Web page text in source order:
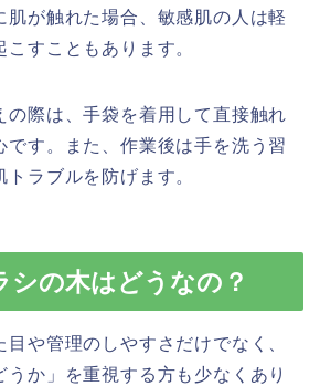
肌が触れた場合、敏感肌の人は軽
すこともあります。
の際は、手袋を着用して直接触れ
です。また、作業後は手を洗う習
ラブルを防げます。
シの木はどうなの？
や管理のしやすさだけでなく、
うか」を重視する方も少なくあり